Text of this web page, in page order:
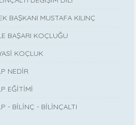
BAŞKANI MUSTAFA KILINÇ
BAŞARI KOÇLUĞU
KOÇLUK
NEDİR
EĞİTİMİ
- BİLİNÇ - BİLİNÇALTI